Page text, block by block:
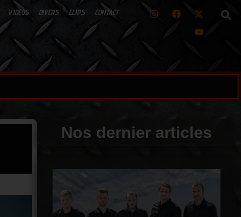
VIDEOS DIVERS CLIPS CONTACT
Nos dernier articles